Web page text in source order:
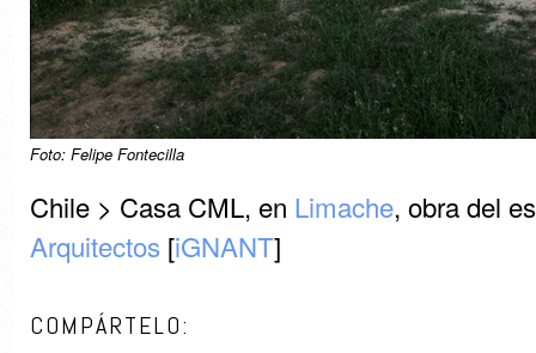
Foto: Felipe Fontecilla
Chile > Casa CML, en Limache, obra del
Arquitectos [iGNANT]
COMPÁRTELO: